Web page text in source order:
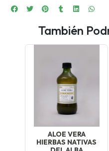
También
ALOE VERA
HIERBAS NATIVAS